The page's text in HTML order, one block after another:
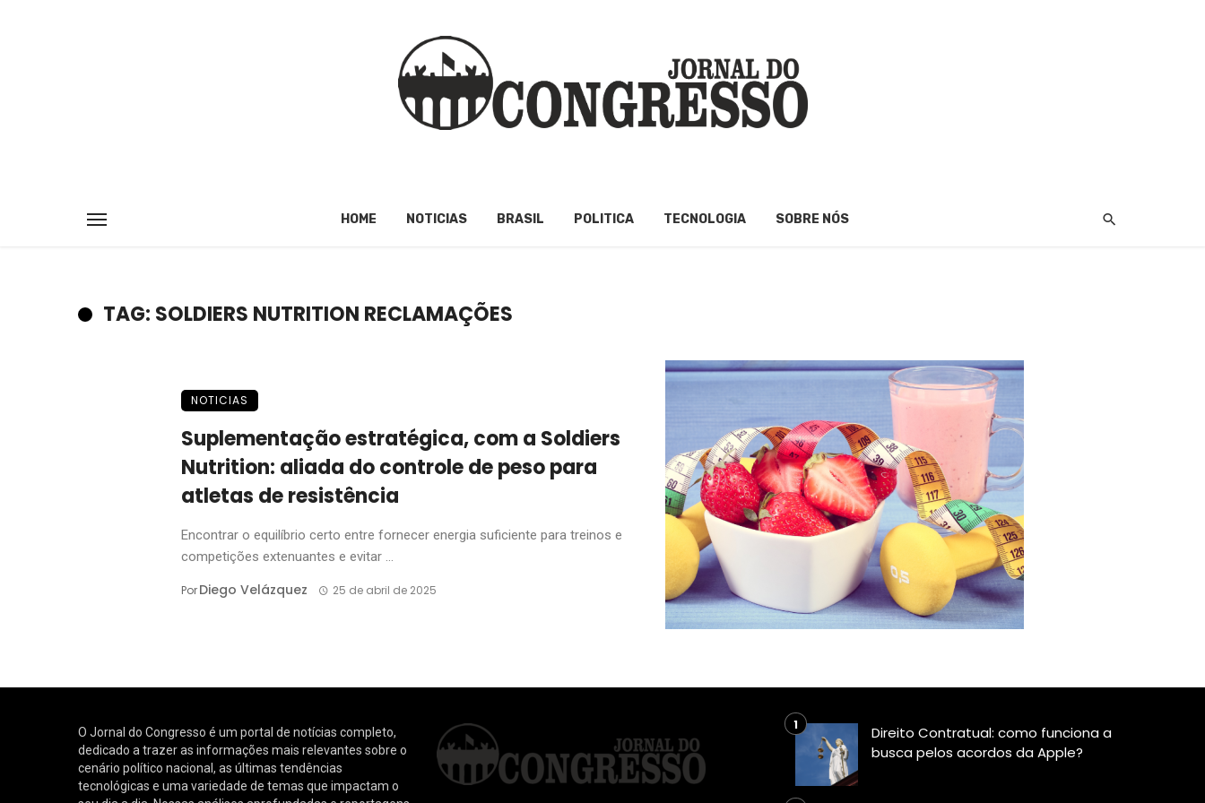
HOME NOTICIAS BRASIL POLITICA TECNOLOGIA SOBRE NÓS
TAG: SOLDIERS NUTRITION RECLAMAÇÕES
NOTICIAS
Suplementação estratégica, com a Soldiers
Nutrition: aliada do controle de peso para
atletas de resistência
Encontrar o equilíbrio certo entre fornecer energia suficiente para treinos e
competições extenuantes e evitar ...
PorDiego Velázquez 25 de abril de 2025
O Jornal do Congresso é um portal de notícias completo,
dedicado a trazer as informações mais relevantes sobre o
cenário político nacional, as últimas tendências
tecnológicas e uma variedade de temas que impactam o
Direito Contratual: como funciona a
busca pelos acordos da Apple?